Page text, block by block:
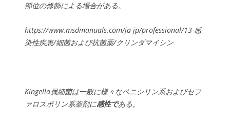
部位の修飾による場合がある。
https://www.msdmanuals.com/ja-jp/professional/13-感
染性疾患/細菌および抗菌薬/クリンダマイシン
Kingella属細菌は一般に様々なペニシリン系およびセフ
ァロスポリン系薬剤に感性である。